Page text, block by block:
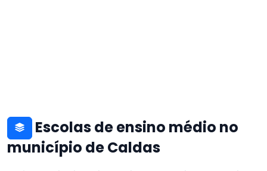
Escolas de ensino médio no
município de Caldas